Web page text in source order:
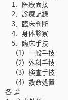
1．医療面接
2．診療記録
3．臨床判断
4．身体診察
5．臨床手技
（1）一般手技
（2）外科手技
（3）検査手技
（4）救命処置
各 論